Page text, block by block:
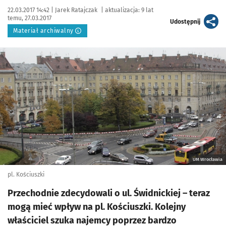
Data publikacji:
22.03.2017 14:42 | Autor:
Jarek Ratajczak aktualizacja: 9 lat
temu, 27.03.2017
Materiał archiwalny
Udostępnijartykuł
Kliknij, aby powiększyć
UM Wrocławia
pl. Kościuszki
Przechodnie zdecydowali o ul. Świdnickiej – teraz
mogą mieć wpływ na pl. Kościuszki. Kolejny
właściciel szuka najemcy poprzez bardzo